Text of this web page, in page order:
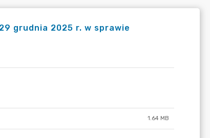
grudnia 2025 r. w sprawie
1.64 MB